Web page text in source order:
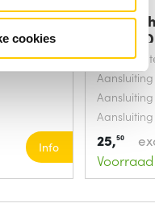
cookies
Info
naar
25,50
Voorraad